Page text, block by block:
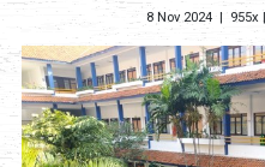
8 Nov 2024 955x